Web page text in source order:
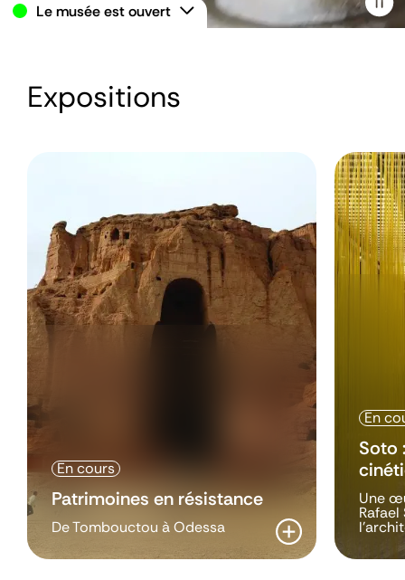
Le musée est ouvert
Expositions
Patrimoines en résistance
En cours
De Tombouctou à Odessa
Soto
En
Une